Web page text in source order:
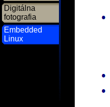
Digitálna
fotografia
Embedded
Linux